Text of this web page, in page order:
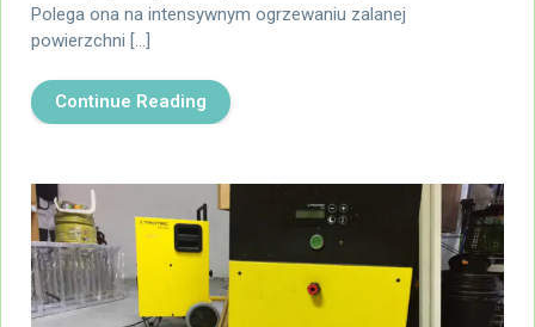
Polega ona na intensywnym ogrzewaniu zalanej
powierzchni […]
Continue Reading